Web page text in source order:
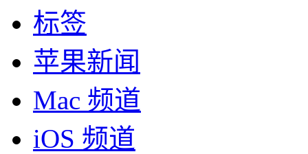
标签
苹果新闻
Mac 频道
iOS 频道